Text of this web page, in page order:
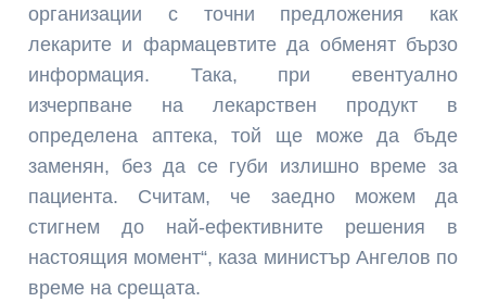
организации с точни предложения как
лекарите и фармацевтите да обменят бързо
информация. Така, при евентуално
изчерпване на лекарствен продукт в
определена аптека, той ще може да бъде
заменян, без да се губи излишно време за
пациента. Считам, че заедно можем да
стигнем до най-ефективните решения в
настоящия момент“, каза министър Ангелов по
време на срещата.